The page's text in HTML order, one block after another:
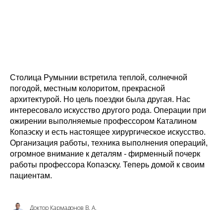
Столица Румынии встретила теплой, солнечной
погодой, местным колоритом, прекрасной
архитектурой. Но цель поездки была другая. Нас
интересовало искусство другого рода. Операции при
ожирении выполняемые профессором Каталином
Копаэску и есть настоящее хирургическое искусство.
Организация работы, техника выполнения операций,
огромное внимание к деталям - фирменный почерк
работы профессора Копаэску. Теперь домой к своим
пациентам.
Доктор Кармадонов В. А.